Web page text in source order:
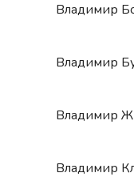
Владимир
Владимир
Владимир
Владимир